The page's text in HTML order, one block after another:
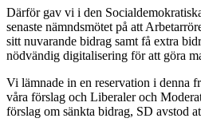
Därför gav vi i den
senaste nämndsmötet på att
sitt nuvarande bidrag samt få extra
nödvändig digitalisering för att göra
Vi lämnade in en reservation i denna
våra förslag och Liberaler och
förslag om sänkta bidrag, SD avstod